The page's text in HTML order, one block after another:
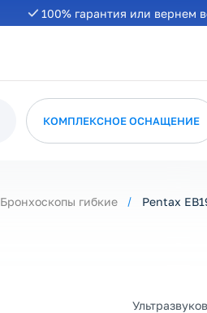
100% гарантия или вернем
КОМПЛЕКСНОЕ ОСНАЩЕНИЕ
Бронхоскопы гибкие Pentax